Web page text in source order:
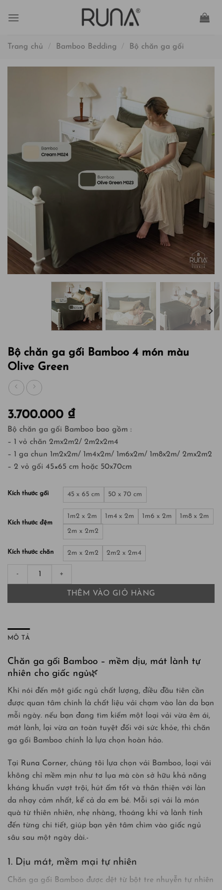
qua
dungTrang chủ / Bamboo Bedding / Bộ chăn ga gối
Bộ chăn ga gối Bamboo 4 món màu
Olive Green
3.700.000 ₫
Bộ chăn ga gối Bamboo bao gồm :
– 1 vỏ chăn 2mx2m2/ 2m2x2m4
– 1 ga chun 1m2x2m/ 1m4x2m/ 1m6x2m/ 1m8x2m/ 2mx2m2
– 2 vỏ gối 45×65 cm hoặc 50x70cm
Kích thước gối 45 x 65 cm 50 x 70 cm
Kích thước đệm
1m2 x 2m 1m4 x 2m 1m6 x 2m
1m8 x 2m
2m x 2m2
Kích thước chăn 2m x 2m2 2m2 x 2m4
Bộ chăn ga gối Bamboo 4 món màu Olive Green số lượng
THÊM VÀO GIỎ HÀNG
MÔ TẢ
Chăn ga gối Bamboo – mềm dịu, mát lành tự
nhiên cho giấc ngủ🌿
Khi nói đến một giấc ngủ chất lượng, điều đầu tiên cần
được quan tâm chính là chất liệu vải chạm vào làn da bạn
mỗi ngày. nếu bạn đang tìm kiếm một loại vải vừa êm ái,
mát lành, lại vừa an toàn tuyệt đối với sức khỏe, thì chăn
ga gối Bamboo chính là lựa chọn hoàn hảo.
Tại Runa Corner, chúng tôi lựa chọn vải Bamboo, loại vải
không chỉ mềm mịn như tơ lụa mà còn sở hữu khả năng
kháng khuẩn vượt trội, hút ẩm tốt và thân thiện với làn
da nhạy cảm nhất, kể cả da em bé. Mỗi sợi vải là món
quà từ thiên nhiên, nhẹ nhàng, thoáng khí và lành tính
đến từng chi tiết, giúp bạn yên tâm chìm vào giấc ngủ
sâu sau một ngày dài.-
1. Dịu mát, mềm mại tự nhiên
Chăn ga gối Bamboo được dệt từ bột tre nhuyễn tự nhiên